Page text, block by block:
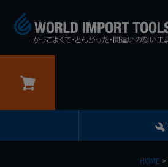
HOME